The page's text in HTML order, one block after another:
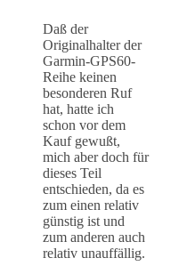
Daß der
Originalhalter der
Garmin-GPS60-
Reihe keinen
besonderen Ruf
hat, hatte ich
schon vor dem
Kauf gewußt,
mich aber doch für
dieses Teil
entschieden, da es
zum einen relativ
günstig ist und
zum anderen auch
relativ unauffällig.